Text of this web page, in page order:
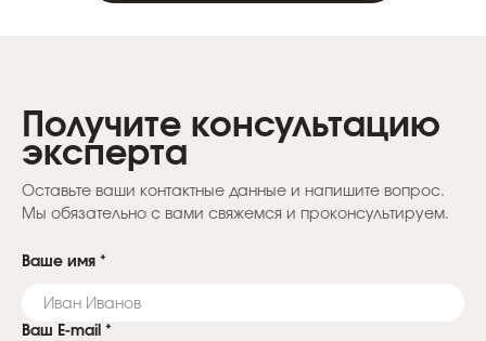
Получите консультацию
эксперта
Оставьте ваши контактные данные и напишите вопрос.
Мы обязательно с вами свяжемся и проконсультируем.
Ваше имя *
Ваш E-mail *